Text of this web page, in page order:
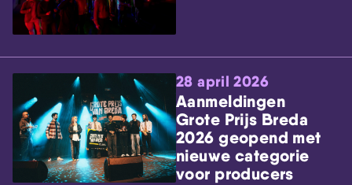
28 april 2026
Aanmeldingen
Grote Prijs Breda
2026 geopend met
nieuwe categorie
voor producers